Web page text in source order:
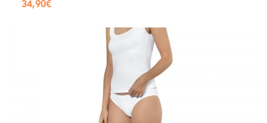
34,90€